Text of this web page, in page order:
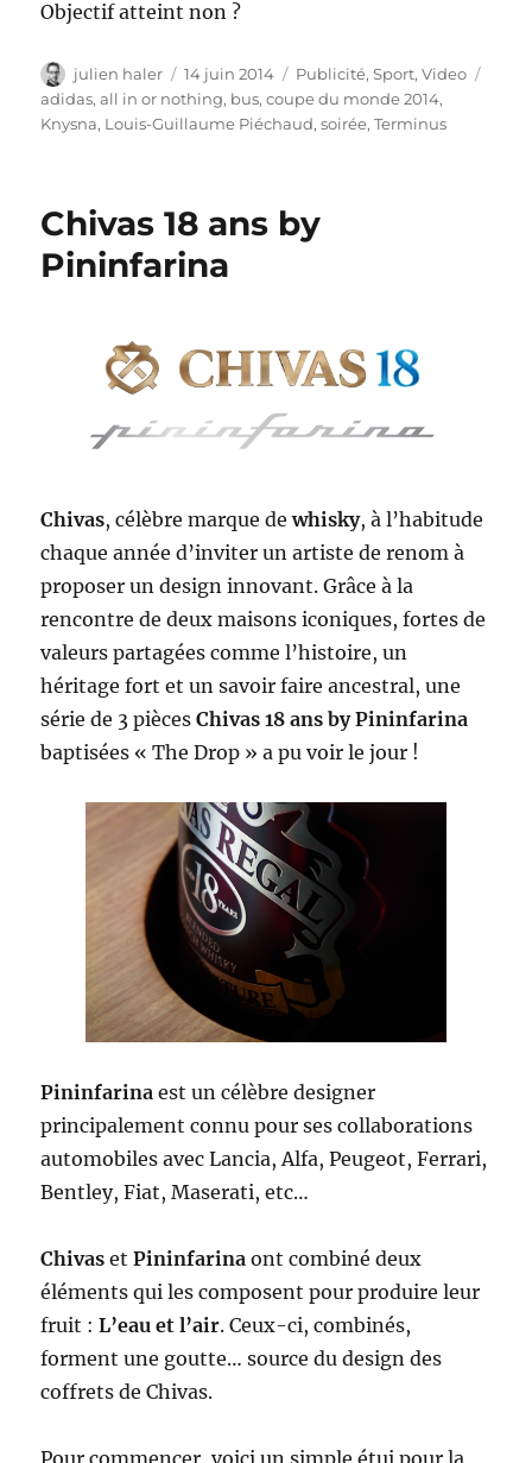
Objectif atteint non ?
Auteur
julien haler
Publié
le
14 juin 2014 Catégories
Publicité,Sport,Video
adidas,all in or nothing, bus,coupe du monde 2014,
Knysna, Louis-Guillaume Piéchaud,soirée,Terminus
Chivas 18 ans by
Pininfarina
Chivas, célèbre marque dewhisky, à l’habitude
chaque année d’inviter un artiste de renom à
proposer un design innovant. Grâce à la
rencontre de deux maisons iconiques, fortes de
valeurs partagées comme l’histoire, un
héritage fort et un savoir faire ancestral, une
série de 3 piècesChivas 18 ans by Pininfarina
baptisées « The Drop » a pu voir le jour !
Pininfarina est un célèbre designer
principalement connu pour ses collaborations
automobiles avec Lancia, Alfa, Peugeot, Ferrari,
Bentley, Fiat, Maserati, etc…
Chivas etPininfarina ont combiné deux
éléments qui les composent pour produire leur
fruit :L’eau et l’air. Ceux-ci, combinés,
forment une goutte… source du design des
coffrets de Chivas.